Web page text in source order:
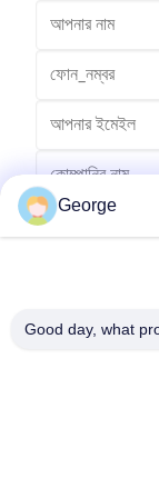
George
Good day, what